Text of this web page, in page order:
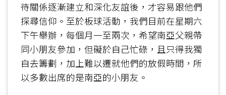
待關係逐漸建立和深化友誼後，才容易跟他們
探尋信仰。至於板球活動，我們目前在星期六
下午舉辦，每個月一至兩次，希望南亞父親帶
同小朋友參加，但礙於自己忙碌，且只得我獨
自去籌劃，加上難以遷就他們的放假時間，所
以多數出席的是南亞的小朋友。